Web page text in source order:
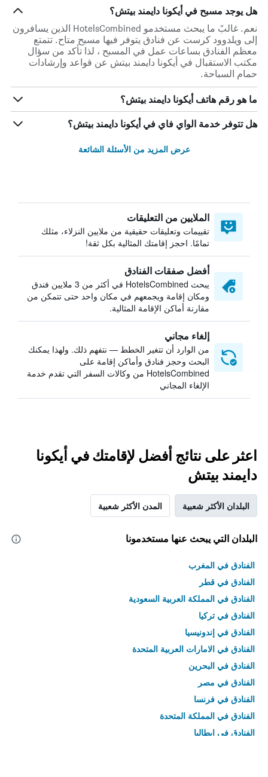
هل يوجد مسبح في أيكونا دايمند بيتش؟
نعم. غالبً ما يبحث مستخدمو HotelsCombined الذين يسافرون
إلى ويلدوود كرست عن فنادق يتوفر فيها مسبح متاح. تتمتع
معظم الفنادق بساعات عمل في المسبح ، لذا تأكد من سؤال
مكتب الاستقبال في أيكونا دايمند بيتش عن قواعد وإرشادات
حمام السباحة.
ما هو رقم هاتف أيكونا دايمند بيتش؟
هل تتوفر خدمة الواي فاي في أيكونا دايمند بيتش؟
عرض المزيد من الأسئلة الشائعة
الملايين من التعليقات
تقييمات وتعليقات حقيقية من ملايين النزلاء، مثلك
تمامًا. احجز إقامتك المثالية بكل ثقة!
أفضل صفقات الفنادق
يبحث HotelsCombined في أكثر من 3 ملايين فندق
ومكان إقامة ويجمعهم في مكان واحد حتى تتمكن من
مقارنة أماكن الإقامة المثالية.
إلغاء مجاني
من الوارد أن تتغير الخطط — نتفهم ذلك. ولهذا يمكنك
البحث وحجز فنادق وأماكن إقامة على
HotelsCombined من وكالات السفر التي تقدم خدمة
الإلغاء المجاني
اعثر على نتائج أفضل لإقامتك في أيكونا
دايمند بيتش
البلدان الأكثر شعبية المدن الأكثر شعبية
البلدان التي يبحث عنها مستخدمونا
الفنادق في المغرب
الفنادق في قطر
الفنادق في المملكة العربية السعودية
الفنادق في تركيا
الفنادق في إندونيسيا
الفنادق في الامارات العربية المتحدة
الفنادق في البحرين
الفنادق في مصر
الفنادق في فرنسا
الفنادق في المملكة المتحدة
الفنادق في إيطاليا